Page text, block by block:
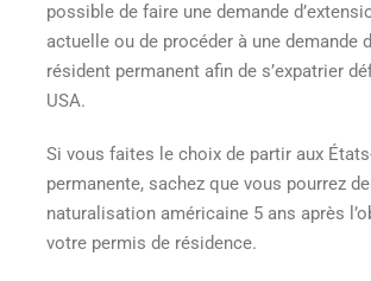
possible de faire une demande
actuelle ou de procéder à une demande
résident permanent afin de s’expatrier
USA.
Si vous faites le choix de partir aux
permanente, sachez que vous pourrez
naturalisation américaine 5 ans après
votre permis de résidence.